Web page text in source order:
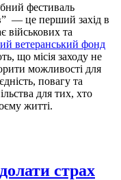
фестиваль
— це перший захід в
військових та
ветеранський фонд
що місія заходу не
можливості для
повагу та
для тих, хто
житті.
страх